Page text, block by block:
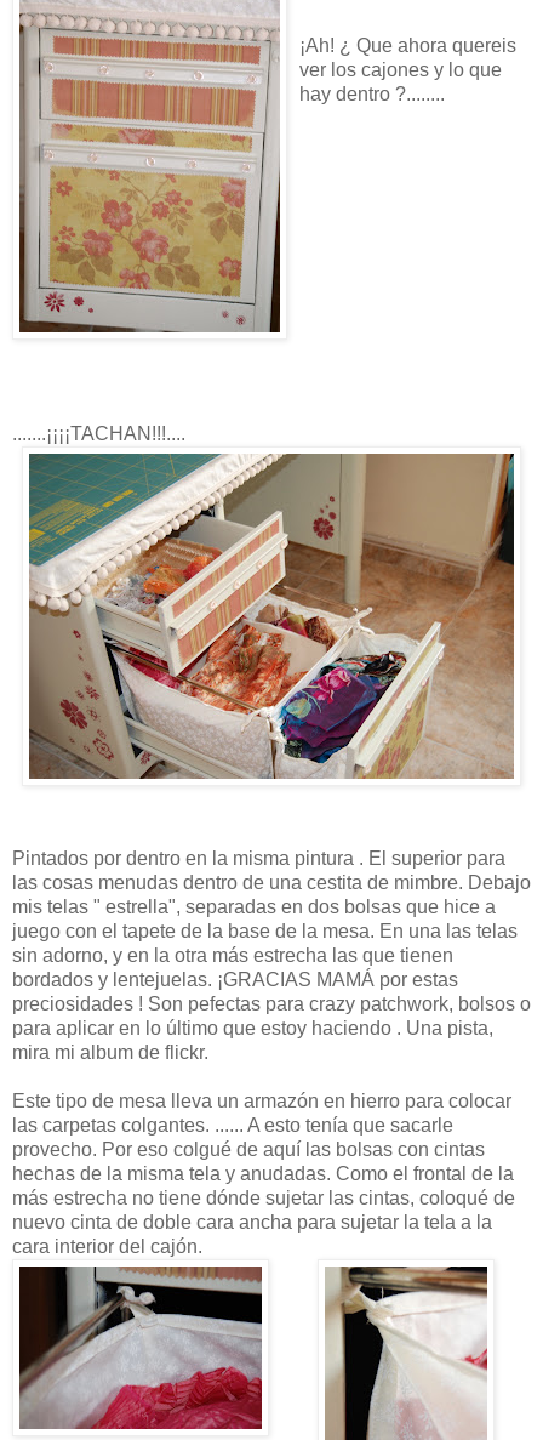
¡Ah! ¿ Que ahora quereis
ver los cajones y lo que
hay dentro ?........
.......¡¡¡¡TACHAN!!!....
Pintados por dentro en la misma pintura . El superior para
las cosas menudas dentro de una cestita de mimbre. Debajo
mis telas " estrella", separadas en dos bolsas que hice a
juego con el tapete de la base de la mesa. En una las telas
sin adorno, y en la otra más estrecha las que tienen
bordados y lentejuelas. ¡GRACIAS MAMÁ por estas
preciosidades ! Son pefectas para crazy patchwork, bolsos o
para aplicar en lo último que estoy haciendo . Una pista,
mira mi album de flickr.
Este tipo de mesa lleva un armazón en hierro para colocar
las carpetas colgantes. ...... A esto tenía que sacarle
provecho. Por eso colgué de aquí las bolsas con cintas
hechas de la misma tela y anudadas. Como el frontal de la
más estrecha no tiene dónde sujetar las cintas, coloqué de
nuevo cinta de doble cara ancha para sujetar la tela a la
cara interior del cajón.